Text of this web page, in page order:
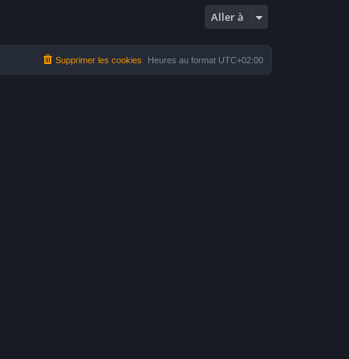
Aller à
Heures au format UTC+02:00
Supprimer les cookies